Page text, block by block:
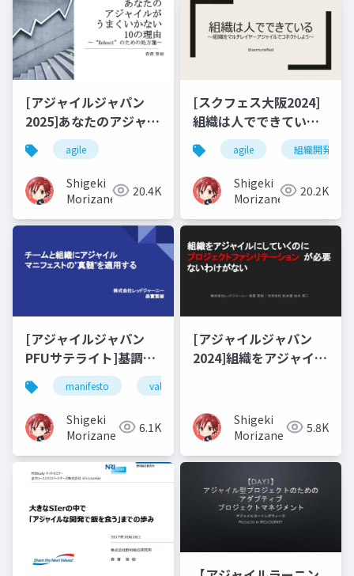
[アジャイルジャパン
2025]あなたのアジャイ
ルがうまくいかない10
の理由～"Reboot"のた
めの処方箋～
agile
Shigeki
Morizane
20.4K
[スクフェス大阪2024]
組織は人でできている
～組織をマルチレイヤ
ーアジャイルでコネク
トしよう～
agile 組織開発
Shigeki
Morizane
20.2K
[アジャイルジャパン
PFUサテライト]基調講
演
manifesto value
Shigeki
Morizane
6.1K
[アジャイルジャパン
2024]組織をアジャイル
ョンが必要ないわけが
ない
Shigeki
Morizane
5.8K